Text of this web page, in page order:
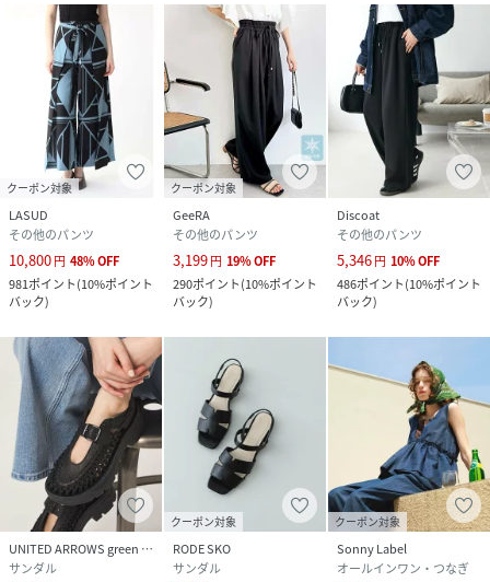
サイズ
品番
NK4346_112217230
(112217230-88-09 NK4346
クーポン対象
LASUD
その他のパンツ
10,800円 48%OFF
981ポイント(10%ポイント
バック)
クーポン対象
GeeRA
その他のパンツ
3,199円 19%OFF
290ポイント(10%ポイント
バック)
Discoat
その他のパンツ
5,346円 10%OFF
486ポイント(10%ポイント
バック)
UNITED ARROWS green label relaxing
サンダル
クーポン対象
RODE SKO
サンダル
クーポン対象
Sonny Label
オールインワン・つなぎ